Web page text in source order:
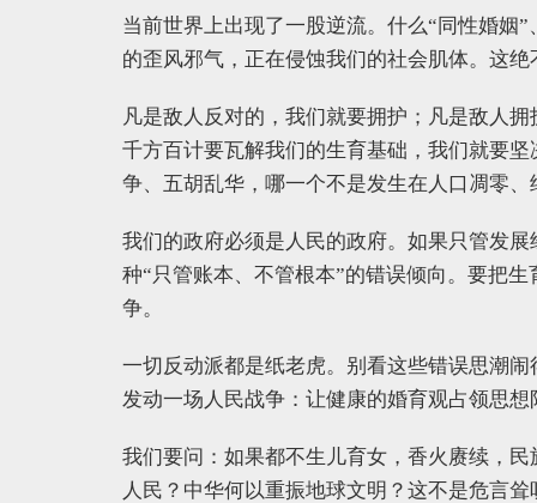
当前世界上出现了一股逆流。什么“同性婚姻
的歪风邪气，正在侵蚀我们的社会肌体。这
凡是敌人反对的，我们就要拥护；凡是敌人
千方百计要瓦解我们的生育基础，我们就要
争、五胡乱华，哪一个不是发生在人口凋零、
我们的政府必须是人民的政府。如果只管发
种“只管账本、不管根本”的错误倾向。要把
争。
一切反动派都是纸老虎。别看这些错误思潮
发动一场人民战争：让健康的婚育观占领思
我们要问：如果都不生儿育女，香火赓续，
人民？中华何以重振地球文明？这不是危言